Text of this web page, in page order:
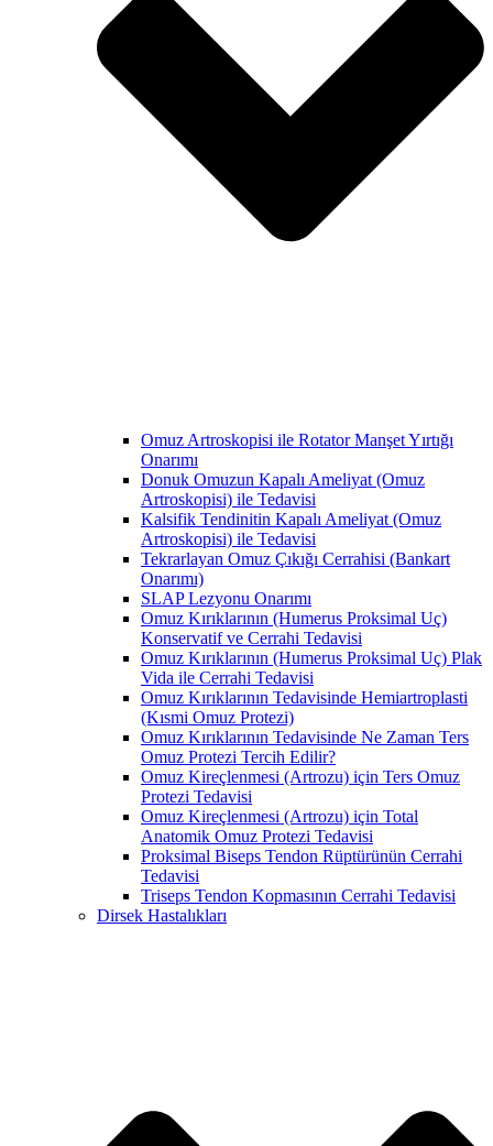
Omuz Artroskopisi ile Rotator Manşet Yırtığı
Onarımı
Donuk Omuzun Kapalı Ameliyat (Omuz
Artroskopisi) ile Tedavisi
Kalsifik Tendinitin Kapalı Ameliyat (Omuz
Artroskopisi) ile Tedavisi
Tekrarlayan Omuz Çıkığı Cerrahisi (Bankart
Onarımı)
SLAP Lezyonu Onarımı
Omuz Kırıklarının (Humerus Proksimal Uç)
Konservatif ve Cerrahi Tedavisi
Omuz Kırıklarının (Humerus Proksimal Uç) Plak
Vida ile Cerrahi Tedavisi
Omuz Kırıklarının Tedavisinde Hemiartroplasti
(Kısmi Omuz Protezi)
Omuz Kırıklarının Tedavisinde Ne Zaman Ters
Omuz Protezi Tercih Edilir?
Omuz Kireçlenmesi (Artrozu) için Ters Omuz
Protezi Tedavisi
Omuz Kireçlenmesi (Artrozu) için Total
Anatomik Omuz Protezi Tedavisi
Proksimal Biseps Tendon Rüptürünün Cerrahi
Tedavisi
Triseps Tendon Kopmasının Cerrahi Tedavisi
Dirsek Hastalıkları